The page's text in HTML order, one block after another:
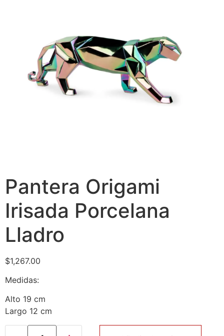
Pantera Origami
Irisada Porcelana
Lladro
$1,267.00
Medidas:
Alto 19 cm
Largo 12 cm